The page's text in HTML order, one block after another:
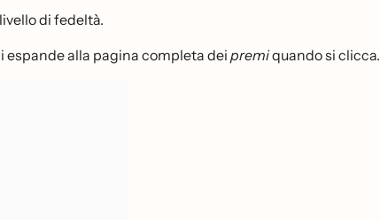
di fedeltà.
alla pagina completa dei premiquando si clicca.